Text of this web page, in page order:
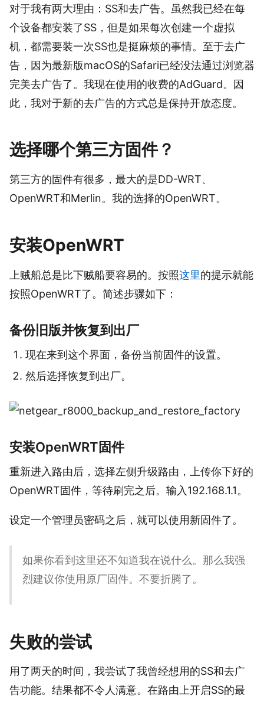
对于我有两大理由：SS和去广告。虽然我已经在每
个设备都安装了SS，但是如果每次创建一个虚拟
机，都需要装一次SS也是挺麻烦的事情。至于去广
告，因为最新版macOS的Safari已经没法通过浏览器
完美去广告了。我现在使用的收费的AdGuard。因
此，我对于新的去广告的方式总是保持开放态度。
选择哪个第三方固件？
第三方的固件有很多，最大的是DD-WRT、
OpenWRT和Merlin。我的选择的OpenWRT。
安装OpenWRT
上贼船总是比下贼船要容易的。按照这里的提示就能
按照OpenWRT了。简述步骤如下：
备份旧版并恢复到出厂
现在来到这个界面，备份当前固件的设置。
然后选择恢复到出厂。
安装OpenWRT固件
重新进入路由后，选择左侧升级路由，上传你下好的
OpenWRT固件，等待刷完之后。输入192.168.1.1。
设定一个管理员密码之后，就可以使用新固件了。
如果你看到这里还不知道我在说什么。那么我强
烈建议你使用原厂固件。不要折腾了。
失败的尝试
用了两天的时间，我尝试了我曾经想用的SS和去广
告功能。结果都不令人满意。在路由上开启SS的最